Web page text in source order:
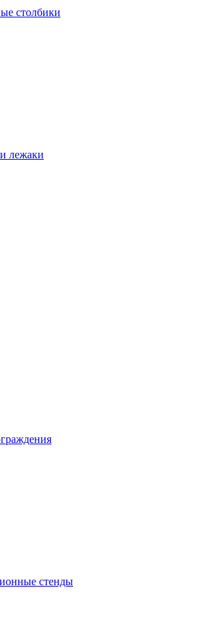
столбики
лежаки
стенды